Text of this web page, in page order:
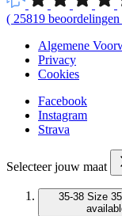
( 25819 beoordelingen
Algemene
Privacy
Cookies
Facebook
Instagram
Strava
Selecteer jouw maat
35-38 Size